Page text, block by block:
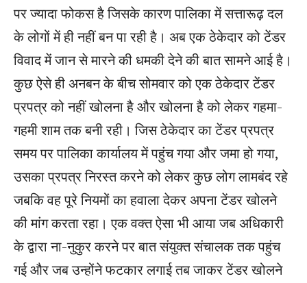
पर ज्यादा फोकस है जिसके कारण पालिका में सत्तारूढ़ दल
के लोगों में ही नहीं बन पा रही है। अब एक ठेकेदार को टेंडर
विवाद में जान से मारने की धमकी देने की बात सामने आई है।
कुछ ऐसे ही अनबन के बीच सोमवार को एक ठेकेदार टेंडर
प्रपत्र को नहीं खोलना है और खोलना है को लेकर गहमा-
गहमी शाम तक बनी रही। जिस ठेकेदार का टेंडर प्रपत्र
समय पर पालिका कार्यालय में पहुंच गया और जमा हो गया,
उसका प्रपत्र निरस्त करने को लेकर कुछ लोग लामबंद रहे
जबकि वह पूरे नियमों का हवाला देकर अपना टेंडर खोलने
की मांग करता रहा। एक वक्त ऐसा भी आया जब अधिकारी
के द्वारा ना-नुकुर करने पर बात संयुक्त संचालक तक पहुंच
गई और जब उन्होंने फटकार लगाई तब जाकर टेंडर खोलने